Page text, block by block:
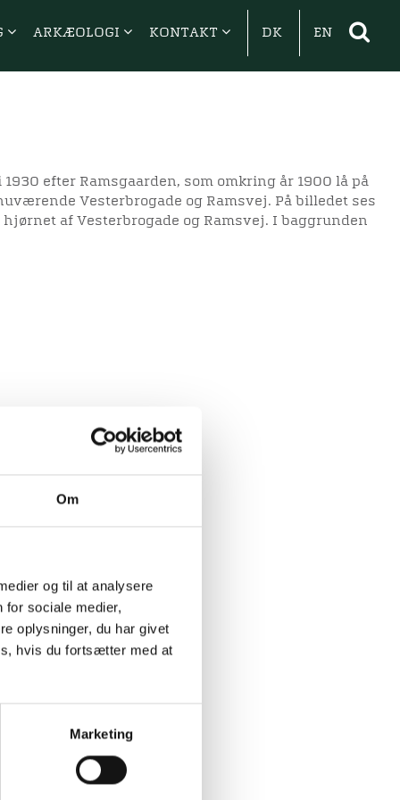
Om
og til at analysere
for sociale medier,
oplysninger, du har givet
hvis du fortsætter med at
Marketing
ARKÆOLOGI KONTAKT DK EN
efter Ramsgaarden, som omkring år 1900 lå på
Vesterbrogade og Ramsvej. På billedet ses
hjørnet af Vesterbrogade og Ramsvej. I baggrunden